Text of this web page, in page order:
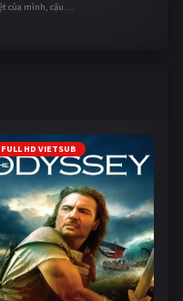
của mình, cậu ...
FULL HD VIETSUB